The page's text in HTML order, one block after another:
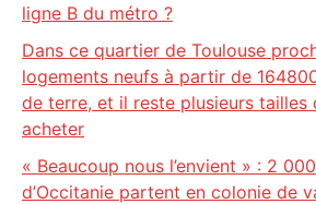
ligne B du métro ?
Dans ce quartier de Toulouse
logements neufs à partir de
de terre, et il reste plusieurs tailles
acheter
« Beaucoup nous l’envient » : 2
d’Occitanie partent en colonie de